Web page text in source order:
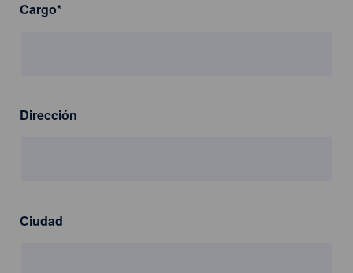
Cargo*
Dirección
Ciudad